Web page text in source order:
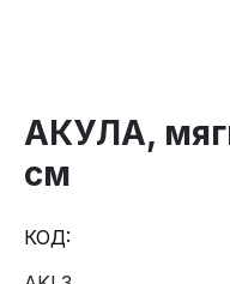
АКУЛА,
см
КОД: